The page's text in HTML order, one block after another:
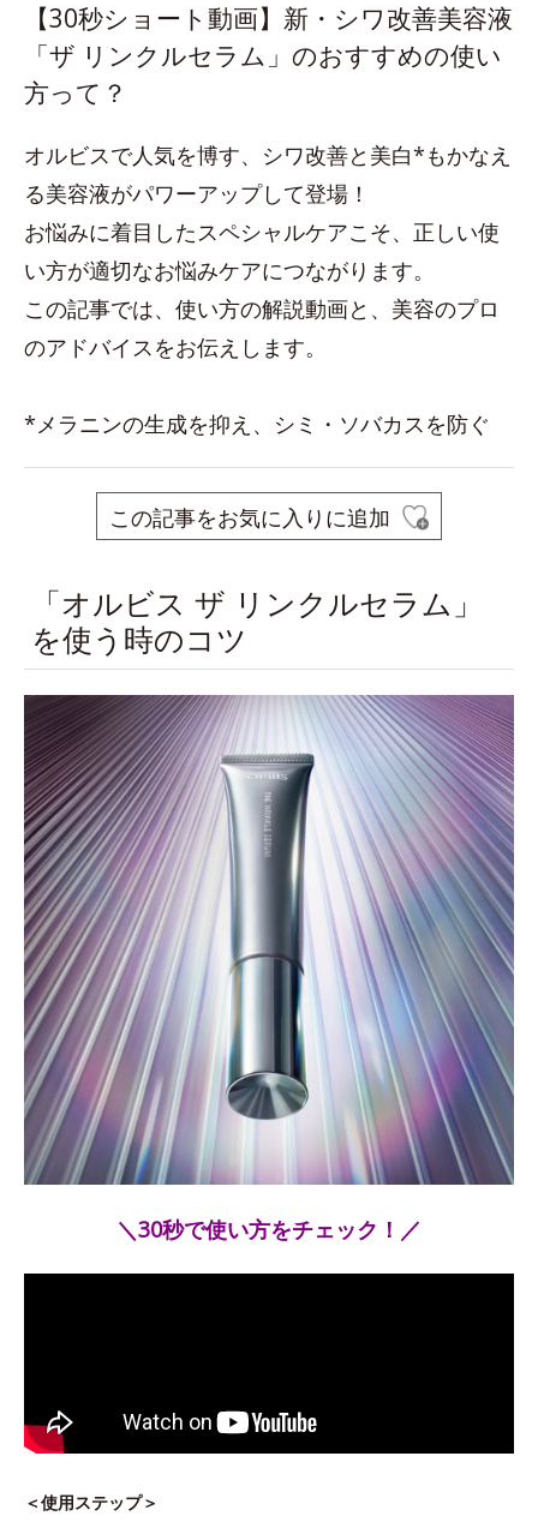
【30秒ショート動画】新・シワ改善美容液
「ザ リンクルセラム」のおすすめの使い
方って？
オルビスで人気を博す、シワ改善と美白*もかなえ
る美容液がパワーアップして登場！
お悩みに着目したスペシャルケアこそ、正しい使
い方が適切なお悩みケアにつながります。
この記事では、使い方の解説動画と、美容のプロ
のアドバイスをお伝えします。
*メラニンの生成を抑え、シミ・ソバカスを防ぐ
この記事をお気に入りに追加
「オルビス ザ リンクルセラム」
を使う時のコツ
＼30秒で使い方をチェック！／
＜使用ステップ＞